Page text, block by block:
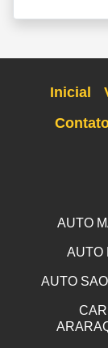
Inicial
AUTO
AUTO
AUTO